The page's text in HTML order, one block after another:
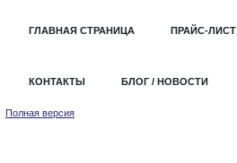
ГЛАВНАЯ СТРАНИЦА ПРАЙС-ЛИСТ
КОНТАКТЫ БЛОГ / НОВОСТИ
Полная версия